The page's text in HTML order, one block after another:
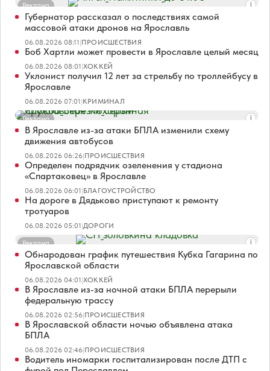
Реклама
Губернатор рассказал о последствиях самой
массовой атаки дронов на Ярославль
06.08.2026 08:11|ПРОИСШЕСТВИЯ
Боб Хартли может провести в Ярославле целый месяц
06.08.2026 08:01|ХОККЕЙ
Уклонист получил 12 лет за стрельбу по троллейбусу в
Ярославле
06.08.2026 07:01|КРИМИНАЛ
Реклама
В Ярославле из-за атаки БПЛА изменили схему
движения автобусов
06.08.2026 06:26|ПРОИСШЕСТВИЯ
Определен подрядчик озеленения у стадиона
«Спартаковец» в Ярославле
06.08.2026 06:01|БЛАГОУСТРОЙСТВО
На дороге в Дядьково приступают к ремонту
тротуаров
06.08.2026 05:01|ДОРОГИ
Реклама
Обнародован график путешествия Кубка Гагарина по
Ярославской области
06.08.2026 04:01|ХОККЕЙ
В Ярославле из-за ночной атаки БПЛА перерыли
федеральную трассу
06.08.2026 02:56|ПРОИСШЕСТВИЯ
В Ярославской области ночью объявлена атака
БПЛА
06.08.2026 02:46|ПРОИСШЕСТВИЯ
Водитель иномарки госпитализирован после ДТП с